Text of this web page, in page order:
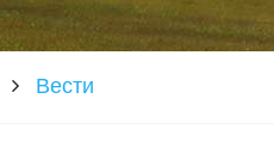
Вести